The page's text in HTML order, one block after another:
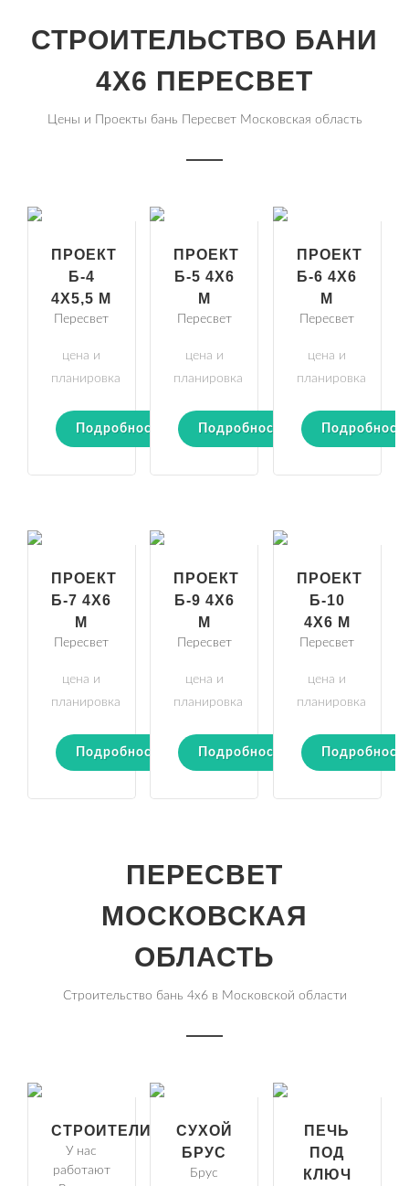
СТРОИТЕЛЬСТВО БАНИ
4Х6 ПЕРЕСВЕТ
Цены и Проекты бань Пересвет Московская область
ПРОЕКТ
Б-4
4Х5,5 М
Пересвет
цена и
планировка
Подробности
ПРОЕКТ
Б-5 4Х6
М
Пересвет
цена и
планировка
Подробности
ПРОЕКТ
Б-6 4Х6
М
Пересвет
цена и
планировка
ПРОЕКТ
Б-7 4Х6
М
Пересвет
цена и
планировка
Подробности
ПРОЕКТ
Б-9 4Х6
М
Пересвет
цена и
планировка
Подробности
ПРОЕКТ
Б-10
4Х6 М
Пересвет
цена и
планировка
ПЕРЕСВЕТ
МОСКОВСКАЯ
ОБЛАСТЬ
Строительство бань 4х6 в Московской области
СТРОИТЕЛИ
У нас
работают
СУХОЙ
БРУС
Брус
ПЕЧЬ
ПОД
КЛЮЧ